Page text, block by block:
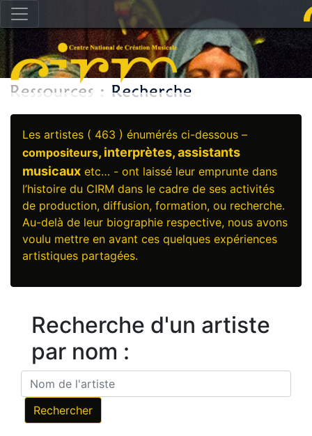
Les artistes ( 463 ) énumérés ci-dessous –
compositeurs, interprètes, assistants
musicaux etc… - ont laissé leur emprunte dans
l’histoire du CIRM dans le cadre de ses activités
de production, diffusion, formation, ou recherche.
Au-delà de leur biographie respective, nous avons
voulu mettre en avant ces quelques expériences
artistiques partagées.
Recherche d'un artiste
par nom :